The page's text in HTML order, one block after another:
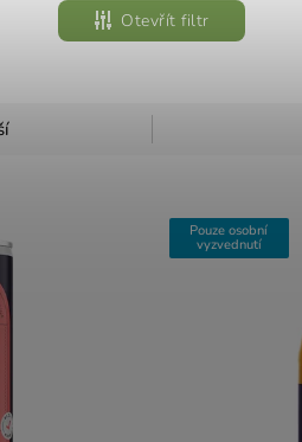
Otevřít filtr
Pouze osobní
vyzvednutí